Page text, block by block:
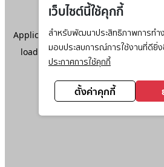
เว็บไซต์นี้ใช้คุกกี้
สำหรับพัฒนาประสิทธิภาพการทำง
มอบประสบการณ์การใช้งานที่ดียิ่ง
ประกาศการใช้คุกกี้
ตั้งค่าคุกกี้
Application error: aclient-side
loadingwww.ktc.co.th(see the
information).